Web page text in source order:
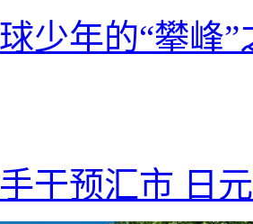
少年的“攀峰
干预汇市 日